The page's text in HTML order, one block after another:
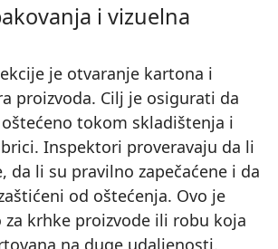
i vizuelna
je otvaranje kartona i
proizvoda. Cilj je osigurati da
tokom skladištenja i
Inspektori proveravaju da li
da li su pravilno zapečaćene i da
od oštećenja. Ovo je
za krhke proizvode ili robu koja